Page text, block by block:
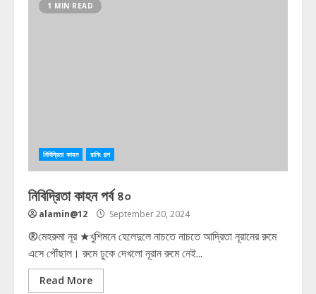
1 MIN READ
নিবিদ্রিতা কাহন রানিং গল্প
নিবিদ্রিতা কাহন পর্ব ৪০
alamin@12 September 20, 2024
®মেহরুমা নূর ★খুশিমনে হেলেদুলে নাচতে নাচতে আদ্রিতা নূরানের রুমে
এসে পৌঁছাল। রুমে ঢুকে দেখলো নূরান রুমে নেই...
Read More